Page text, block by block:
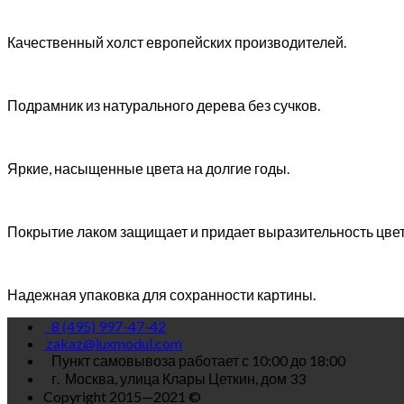
Качественный холст европейских производителей.
Подрамник из натурального дерева без сучков.
Яркие, насыщенные цвета на долгие годы.
Покрытие лаком защищает и придает выразительность
Надежная упаковка для сохранности картины.
8 (495) 997-47-42
zakaz@luxmodul.com
Пункт самовывоза работает с 10:00 до 18:00
г. Москва, улица Клары Цеткин, дом 33
Copyright 2015—2021 ©